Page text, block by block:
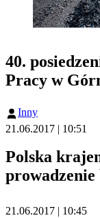
40.
Pracy w
Inny
21.06.2017 | 10:51
Polska
21.06.2017 | 10:45